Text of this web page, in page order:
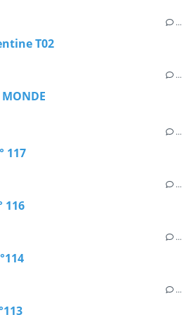
…
T02
…
MONDE
…
117
…
116
…
…